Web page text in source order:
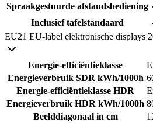
Spraakgestuurde afstandsbediening
Inclusief tafelstandaard
EU21 EU-label elektronische displays
Energie-efficiëntieklasse
Energieverbruik SDR kWh/1000h
Energie-efficiëntieklasse HDR
Energieverbruik HDR kWh/1000h
Beelddiagonaal in cm